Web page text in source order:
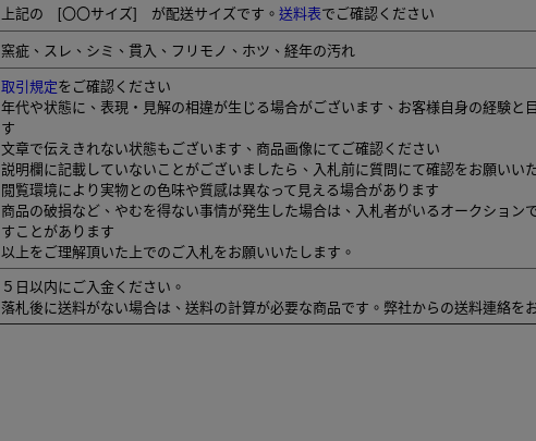
上記の [〇〇サイズ] が配送サイズです。 送料表でご確認ください
窯疵、スレ、シミ、貫入、フリモノ、ホツ、経年の汚れ
取引規定をご確認ください
年代や状態に、表現・見解の相違が生じる場合がございます、お客様自身の経験と
す
文章で伝えきれない状態もございます、商品画像にてご確認ください
説明欄に記載していないことがございましたら、入札前に質問にて確認をお願いい
閲覧環境により実物との色味や質感は異なって見える場合があります
商品の破損など、やむを得ない事情が発生した場合は、入札者がいるオークション
すことがあります
以上をご理解頂いた上でのご入札をお願いいたします。
５日以内にご入金ください。
落札後に送料がない場合は、送料の計算が必要な商品です。弊社からの送料連絡を